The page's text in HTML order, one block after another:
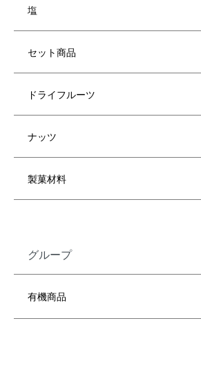
塩
セット商品
ドライフルーツ
ナッツ
製菓材料
グループ
有機商品